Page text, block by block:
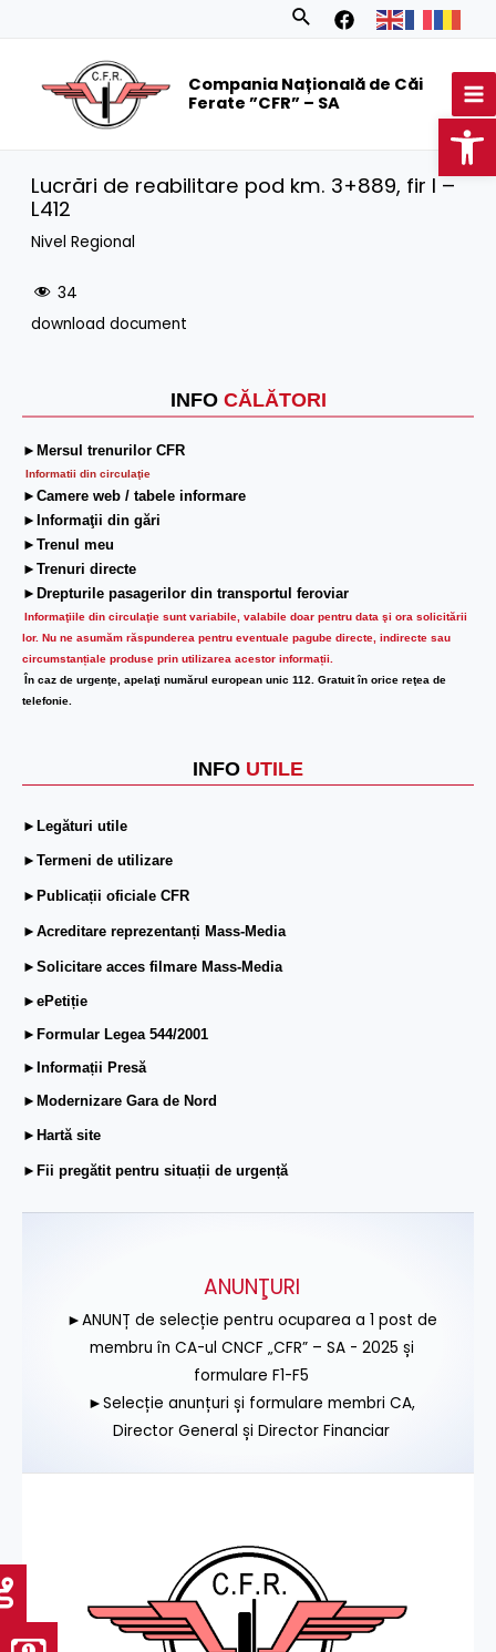
Search
Compania Națională de Căi
Ferate ”CFR” – SA
INFO CĂLĂTORI
►Mersul trenurilor CFR
Informatii din circulaţie
►Camere web / tabele informare
►Informaţii din gări
►Trenul meu
►Trenuri directe
►Drepturile pasagerilor din transportul feroviar
Informaţiile din circulaţie sunt variabile, valabile doar pentru data şi ora solicitării
lor. Nu ne asumăm răspunderea pentru eventuale pagube directe, indirecte sau
circumstanțiale produse prin utilizarea acestor informații.
În caz de urgenţe, apelaţi numărul european unic 112. Gratuit în orice reţea de
telefonie.
INFO UTILE
►Legături utile
►Termeni de utilizare
►Publicații oficiale CFR
►Acreditare reprezentanți Mass-Media
►Solicitare acces filmare Mass-Media
►ePetiție
►Formular Legea 544/2001
►Informații Presă
►Modernizare Gara de Nord
►Hartă site
►Fii pregătit pentru situații de urgență
Lucrări de reabilitare pod km. 3+889, fir I –
L412
Nivel Regional
34
download document
ANUNŢURI
►ANUNȚ de selecție pentru ocuparea a 1 post de
membru în CA-ul CNCF „CFR” – SA - 2025 și
formulare F1-F5
►Selecție anunțuri și formulare membri CA,
Director General și Director Financiar